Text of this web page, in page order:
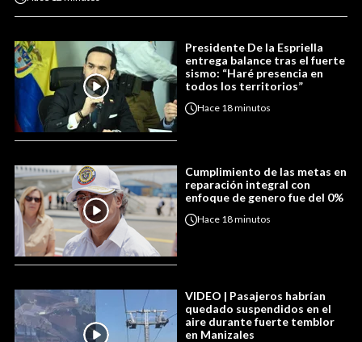
Presidente De la Espriella
entrega balance tras el fuerte
sismo: “Haré presencia en
todos los territorios”
Hace 18 minutos
Cumplimiento de las metas en
reparación integral con
enfoque de genero fue del 0%
Hace 18 minutos
VIDEO | Pasajeros habrían
quedado suspendidos en el
aire durante fuerte temblor
en Manizales